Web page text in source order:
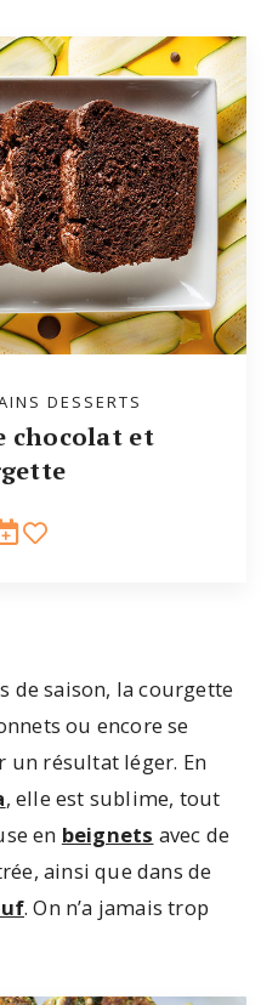
DESSERTS
chocolat et
de saison, la courgette
ou encore se
un résultat léger. En
, elle est sublime, tout
en beignets avec de
ainsi que dans de
. On n’a jamais trop